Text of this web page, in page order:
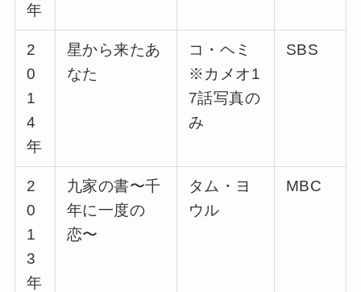
年
2
0
1
4
年
星から来たあ
なた
コ・ヘミ
※カメオ1
7話写真の
み
SBS
2
0
1
3
年
九家の書〜千
年に一度の
恋〜
タム・ヨ
ウル
MBC